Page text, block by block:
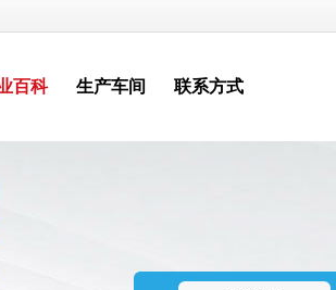
百科 生产车间 联系方式